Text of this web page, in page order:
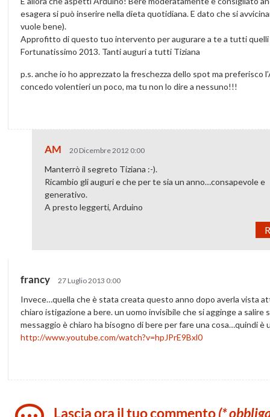
esagera si può inserire nella dieta quotidiana. E dato che si
vuole bene).
Approfitto di questo tuo intervento per augurare a te a tutti
Fortunatissimo 2013. Tanti auguri a tutti Tiziana
p.s. anche io ho apprezzato la freschezza dello spot ma
concedo volentieri un poco, ma tu non lo dire a nessuno!!!
AM 20 Dicembre 2012 0:00
Manterrò il segreto Tiziana :-).
Ricambio gli auguri e che per te sia un anno…consapevole e
generativo.
A presto leggerti, Arduino
francy 27 Luglio 2013 0:00
Invece…quella che è stata creata questo anno dopo averla vista
chiaro istigazione a bere. un uomo invisibile che si agginge a
messaggio è chiaro ha bisogno di bere per fare una cosa…quindi
http://www.youtube.com/watch?v=hpJPrE9Bxl0
Lascia ora il tuo commento(*